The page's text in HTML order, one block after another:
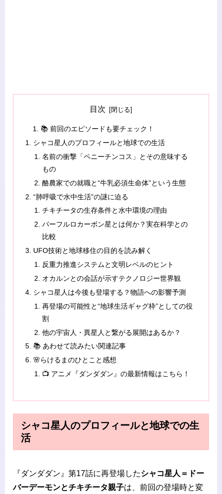
目次
📚 前回のエピソードも要チェック！
シャコ星人のプロフィールと地球での生活
名前の衝撃「ペニーチンコス」とその意味する
もの
酪農家での就職と“牛乳必須生命体”という生態
“肺呼吸で水中生活”の謎に迫る
チキチータの生存条件と水中環境の理由
パーフルロカーボン星とは何か？実在科学との
比較
UFO技術と地球移住の目的を読み解く
反重力推進システムと文明レベルのヒント
オカルンとの会話が示すテクノロジー世界観
シャコ星人は今後も登場する？物語への影響予測
再登場の可能性と“地球生活ギャグ枠”としての役
割
他の宇宙人・異星人と繋がる展開はあるか？
📚 あわせて読みたい関連記事
🌸らけるまのひとこと感想
📺 アニメ『ダンダダン』の最新情報はこちら！
シャコ星人のプロフィールと地球での生
活
『ダンダダン』第17話に再登場したシャコ星人＝ドー
バーデーモンとチキチータ親子は、前回の登場時と変